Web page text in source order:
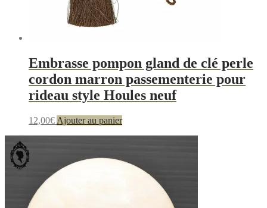
Embrasse pompon gland de clé perle
cordon marron passementerie pour
rideau style Houles neuf
12,00€ Ajouter au panier